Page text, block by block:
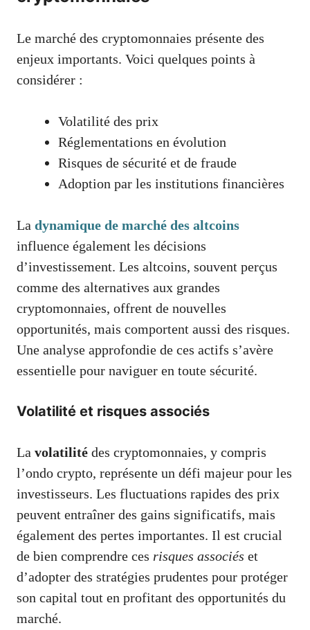
Le marché des cryptomonnaies présente des
enjeux importants. Voici quelques points à
considérer :
Volatilité des prix
Réglementations en évolution
Risques de sécurité et de fraude
Adoption par les institutions financières
La dynamique de marché des altcoins
influence également les décisions
d’investissement. Les altcoins, souvent perçus
comme des alternatives aux grandes
cryptomonnaies, offrent de nouvelles
opportunités, mais comportent aussi des risques.
Une analyse approfondie de ces actifs s’avère
essentielle pour naviguer en toute sécurité.
Volatilité et risques associés
La volatilité des cryptomonnaies, y compris
l’ondo crypto, représente un défi majeur pour les
investisseurs. Les fluctuations rapides des prix
peuvent entraîner des gains significatifs, mais
également des pertes importantes. Il est crucial
de bien comprendre ces risques associés et
d’adopter des stratégies prudentes pour protéger
son capital tout en profitant des opportunités du
marché.